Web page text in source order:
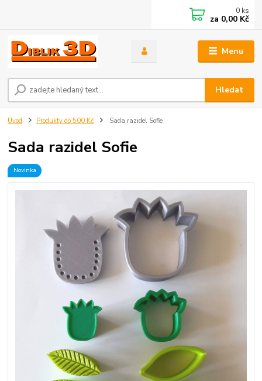
Menu
Hledat
0 ks
za 0,00 Kč
Úvod Produkty do 500 Kč Sada razidel Sofie
Sada razidel Sofie
Novinka